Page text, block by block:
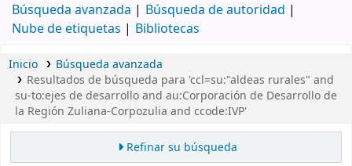
Búsqueda avanzada
Búsqueda de autoridad
Nube de etiquetas
Bibliotecas
Inicio
Búsqueda avanzada
Resultados de búsqueda para 'ccl=su:"aldeas rurales" and
su-to:ejes de desarrollo and au:Corporación de Desarrollo de
la Región Zuliana-Corpozulia and ccode:IVP'
Refinar su búsqueda